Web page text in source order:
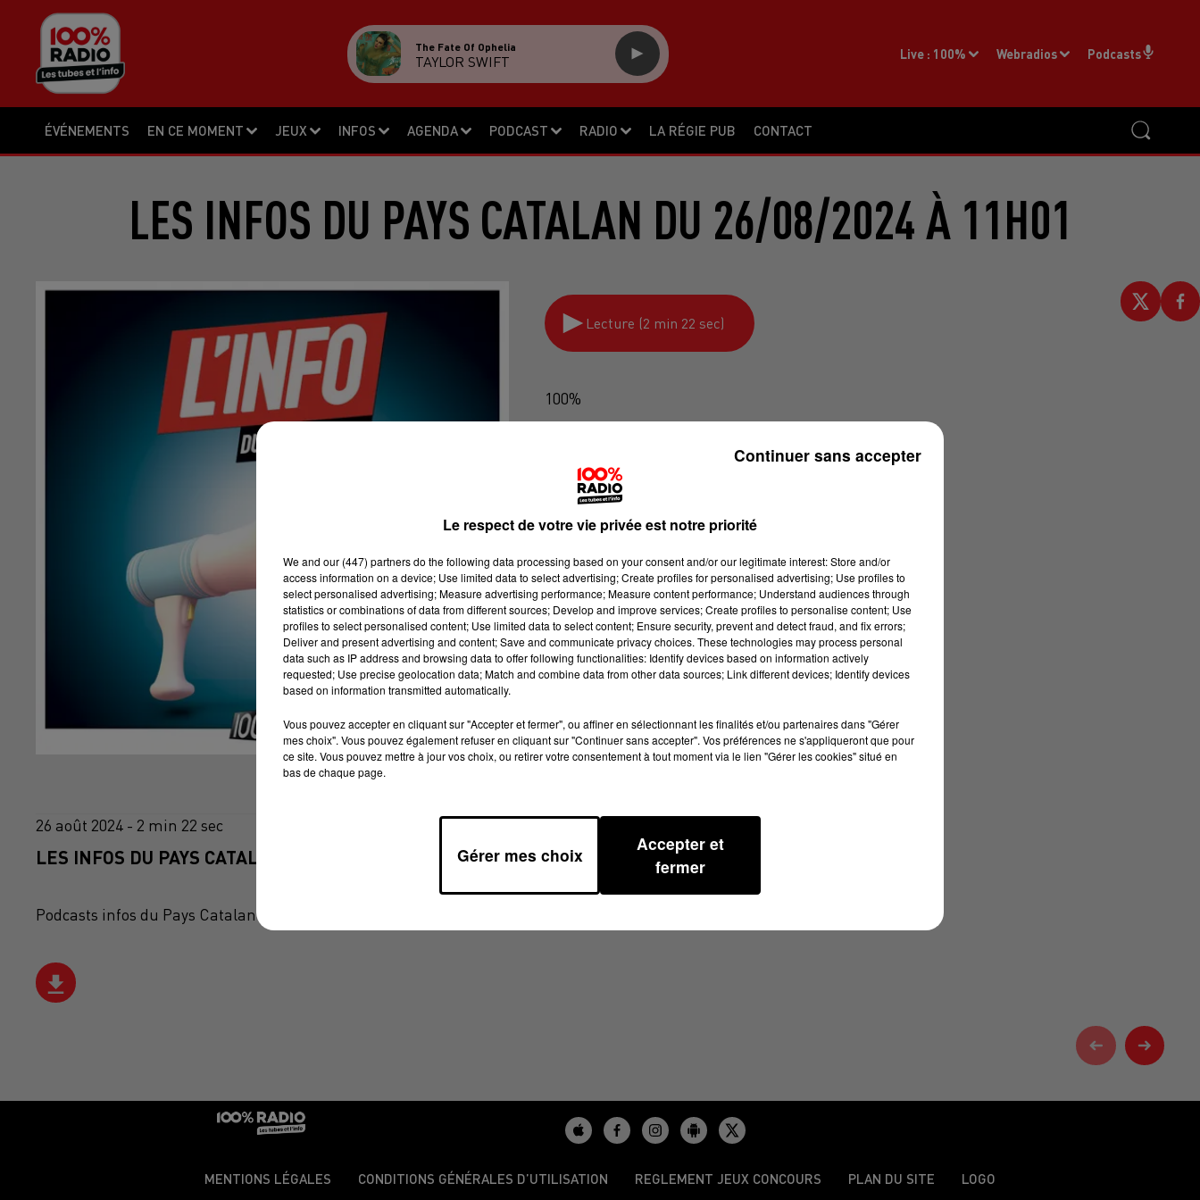
ÉVÉNEMENTS EN CE MOMENT JEUX INFOS AGENDA PODCAST RADIO LA RÉGIE PUB CONTACT
Live : 100% Webradios Podcasts
The Fate Of Ophelia
TAYLOR SWIFT
LES INFOS DU PAYS CATALAN DU 26/08/2024 À 11H01
Lecture (2 min 22 sec)
100%
26 août 2024 - 2 min 22 sec
LES INFOS DU PAYS CATALAN DU 26/08/2024 À 11H01
Podcasts infos du Pays Catalan
MENTIONS LÉGALES CONDITIONS GÉNÉRALES D’UTILISATION REGLEMENT JEUX CONCOURS PLAN DU SITE LOGO
Le respect de votre vie privée est notre priorité
We and our (447) partnersdo the following data processing based on your consent and/or our legitimate interest: Store and/or
access information on a device; Use limited data to select advertising; Create profiles for personalised advertising; Use profiles to
select personalised advertising; Measure advertising performance; Measure content performance; Understand audiences through
statistics or combinations of data from different sources; Develop and improve services; Create profiles to personalise content; Use
profiles to select personalised content; Use limited data to select content; Ensure security, prevent and detect fraud, and fix errors;
Deliver and present advertising and content; Save and communicate privacy choices. These technologies may process personal
data such as IP address and browsing data to offer following functionalities: Identify devices based on information actively
requested; Use precise geolocation data; Match and combine data from other data sources; Link different devices; Identify devices
based on information transmitted automatically.
Vous pouvez accepter en cliquant sur "Accepter et fermer", ou affiner en sélectionnant les finalités et/ou partenaires dans "Gérer
mes choix". Vous pouvez également refuser en cliquant sur "Continuer sans accepter". Vos préférences ne s'appliqueront que pour
ce site. Vous pouvez mettre à jour vos choix, ou retirer votre consentement à tout moment via le lien "Gérer les cookies" situé en
bas de chaque page.
Gérer mes choix
Accepter et
fermer
Continuer sans accepter